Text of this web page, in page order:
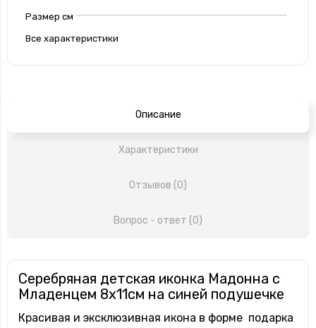
Размер см
Все характеристики
Описание
Характеристики
Отзывов (0)
Вопрос - ответ (0)
Серебряная детская иконка Мадонна с
Младенцем 8х11см на синей подушечке
Красивая и эксклюзивная икона в форме подарка